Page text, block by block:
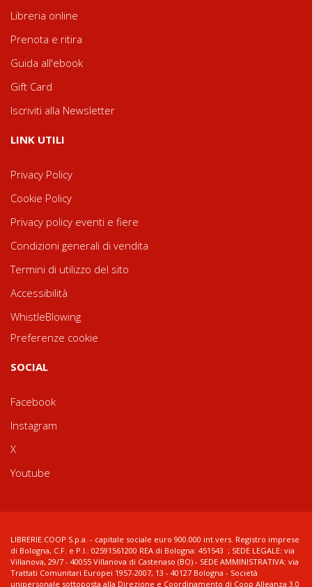
Libreria online
Prenota e ritira
Guida all'ebook
Gift Card
Iscriviti alla Newsletter
LINK UTILI
Privacy Policy
Cookie Policy
Privacy policy eventi e fiere
Condizioni generali di vendita
Termini di utilizzo del sito
Accessibilità
WhistleBlowing
Preferenze cookie
SOCIAL
Facebook
Instagram
X
Youtube
LIBRERIE.COOP S.p.a. - capitale sociale euro 900.000 int.vers. Registro imprese
di Bologna, C.F. e P.I.: 02591561200 REA di Bologna: 451543 ; SEDE LEGALE: via
Villanova, 29/7 - 40055 Villanova di Castenaso (BO) - SEDE AMMINISTRATIVA: via
Trattati Comunitari Europei 1957-2007, 13 - 40127 Bologna - Società
unipersonale sottoposta alla Direzione e Coordinamento di Coop Alleanza 3.0